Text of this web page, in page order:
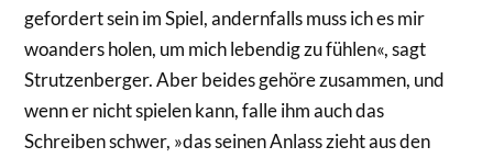
gefordert sein im Spiel, andernfalls muss ich es mir
woanders holen, um mich lebendig zu fühlen«, sagt
Strutzenberger. Aber beides gehöre zusammen, und
wenn er nicht spielen kann, falle ihm auch das
Schreiben schwer, »das seinen Anlass zieht aus den